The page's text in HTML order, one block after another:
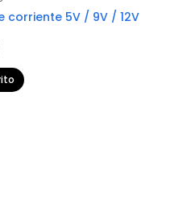
corriente 5V / 9V / 12V